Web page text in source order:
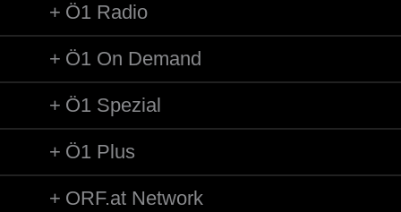
Ö1 Radio
Ö1 On Demand
Ö1 Spezial
Ö1 Plus
ORF.at Network